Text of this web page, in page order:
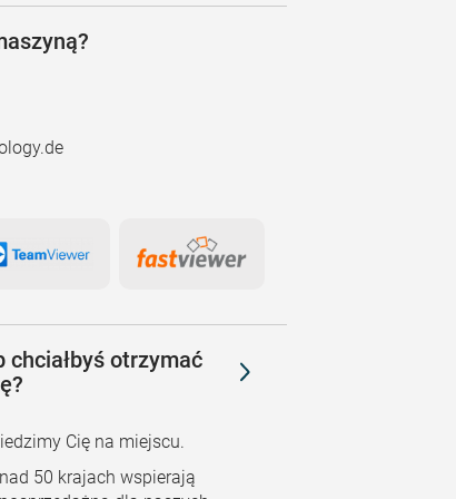
otrzymać
Cię na miejscu.
50 krajach wspierają